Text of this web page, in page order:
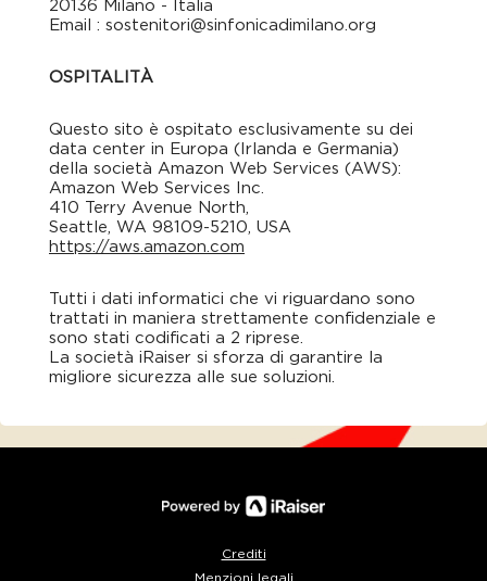
20136 Milano - Italia
Email : sostenitori@sinfonicadimilano.org
OSPITALITÀ
Questo sito è ospitato esclusivamente su dei
data center in Europa (Irlanda e Germania)
della società Amazon Web Services (AWS):
Amazon Web Services Inc.
410 Terry Avenue North,
Seattle, WA 98109-5210, USA
https://aws.amazon.com
Tutti i dati informatici che vi riguardano sono
trattati in maniera strettamente confidenziale e
sono stati codificati a 2 riprese.
La società iRaiser si sforza di garantire la
migliore sicurezza alle sue soluzioni.
Crediti